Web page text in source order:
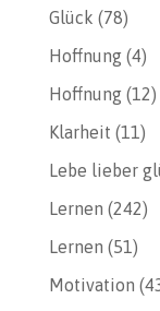
Glück (78)
Hoffnung(4)
Hoffnung(12)
Klarheit (11)
Lebe lieber
Lernen (242)
Lernen (51)
Motivation